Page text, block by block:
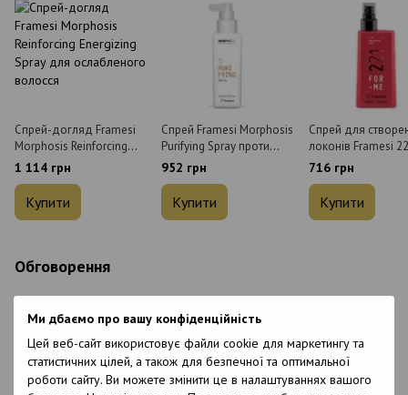
Ми дбаємо про вашу конфіденційність
Цей веб-сайт використовує файли cookie для маркетингу та
статистичних цілей, а також для безпечної та оптимальної
роботи сайту. Ви можете змінити це в налаштуваннях вашого
Спрей-догляд Framesi
Morphosis Reinforcing
Energizing Spray для
ослабленого волосся
150 мл
1 114 грн
Купити
Спрей Framesi Morphosis
Purifying Spray проти
лупи 100 мл
952 грн
Купити
Спрей для
локонів Framesi
Make Me Wavy
716 грн
Купити
Обговорення